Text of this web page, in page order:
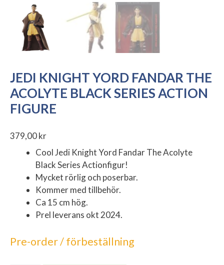
JEDI KNIGHT YORD FANDAR THE
ACOLYTE BLACK SERIES ACTION
FIGURE
379,00kr
Cool Jedi Knight Yord Fandar The Acolyte
Black Series Actionfigur!
Mycket rörlig och poserbar.
Kommer med tillbehör.
Ca 15 cm hög.
Prel leverans okt 2024.
Pre-order / förbeställning